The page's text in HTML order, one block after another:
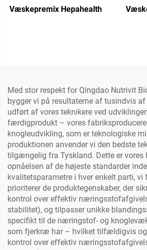
Væskepremix Hepahealth
Med stor respekt for Qingdao Nutrivit
bygger vi på resultaterne af tusindvis
udført af vores teknikere ved
færdigprodukt – vores
knogleudvikling, som er teknologiske
produktionen anvender vi den bedste
tilgængelig fra Tyskland. Dette er vores
opnåelsen af de højeste standarder
kvalitetsparametre i hver enkelt parti, vi
prioriterer de produktegenskaber, der
kontrol over effektiv
stabilitet), og tilpasser unikke
specifikt til de næringstof- og
som fjerkræ har – hvilket tilfældigvis
kontrol over effektiv